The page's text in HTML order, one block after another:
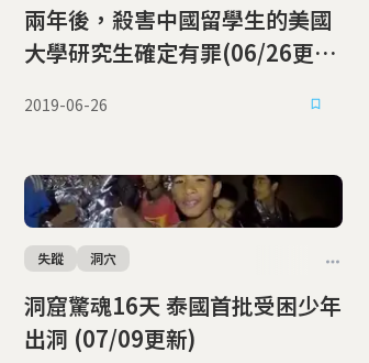
兩年後，殺害中國留學生的美國
大學研究生確定有罪(06/26更
2019-06-26
洞窟驚魂16天 泰國首批受困少年
出洞 (07/09更新)
失蹤 洞穴